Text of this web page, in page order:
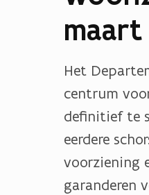
maart
Het
centrum
definitief te
eerdere
voorziening
garanderen